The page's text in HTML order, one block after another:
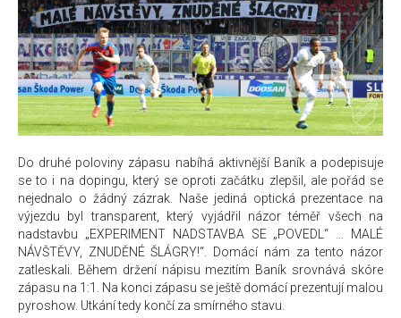
Do druhé poloviny zápasu nabíhá aktivnější Baník a podepisuje
se to i na dopingu, který se oproti začátku zlepšil, ale pořád se
nejednalo o žádný zázrak. Naše jediná optická prezentace na
výjezdu byl transparent, který vyjádřil názor téměř všech na
nadstavbu „EXPERIMENT NADSTAVBA SE „POVEDL“ … MALÉ
NÁVŠTĚVY, ZNUDĚNÉ ŠLÁGRY!“. Domácí nám za tento názor
zatleskali. Během držení nápisu mezitím Baník srovnává skóre
zápasu na 1:1. Na konci zápasu se ještě domácí prezentují malou
pyroshow. Utkání tedy končí za smírného stavu.